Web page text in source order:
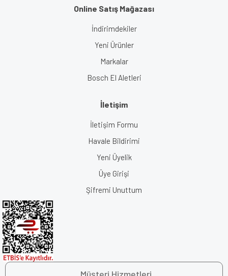
Online Satış Mağazası
İndirimdekiler
Yeni Ürünler
Markalar
Bosch El Aletleri
İletişim
İletişim Formu
Havale Bildirimi
Yeni Üyelik
Üye Girişi
Şifremi Unuttum